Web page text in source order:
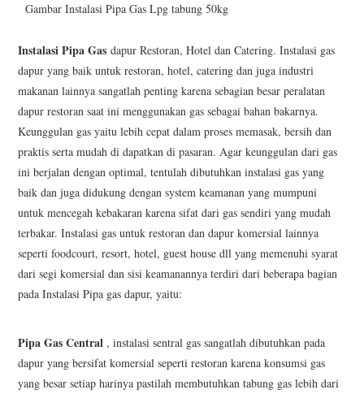
Gambar Instalasi Pipa Gas Lpg tabung 50kg
Instalasi Pipa Gas dapur Restoran, Hotel dan Catering. Instalasi gas
dapur yang baik untuk restoran, hotel, catering dan juga industri
makanan lainnya sangatlah penting karena sebagian besar peralatan
dapur restoran saat ini menggunakan gas sebagai bahan bakarnya.
Keunggulan gas yaitu lebih cepat dalam proses memasak, bersih dan
praktis serta mudah di dapatkan di pasaran. Agar keunggulan dari gas
ini berjalan dengan optimal, tentulah dibutuhkan instalasi gas yang
baik dan juga didukung dengan system keamanan yang mumpuni
untuk mencegah kebakaran karena sifat dari gas sendiri yang mudah
terbakar. Instalasi gas untuk restoran dan dapur komersial lainnya
seperti foodcourt, resort, hotel, guest house dll yang memenuhi syarat
dari segi komersial dan sisi keamanannya terdiri dari beberapa bagian
pada Instalasi Pipa gas dapur, yaitu:
Pipa Gas Central , instalasi sentral gas sangatlah dibutuhkan pada
dapur yang bersifat komersial seperti restoran karena konsumsi gas
yang besar setiap harinya pastilah membutuhkan tabung gas lebih dari